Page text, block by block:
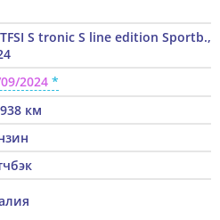
S tronic S line edition Sportb.,
2024
км